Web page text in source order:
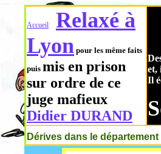
Accueil
Relaxé à
Lyon pour les même faits
puis mis en prison
sur ordre de ce
juge mafieux
Didier DURAND
et,
Il
Dérives dans le département